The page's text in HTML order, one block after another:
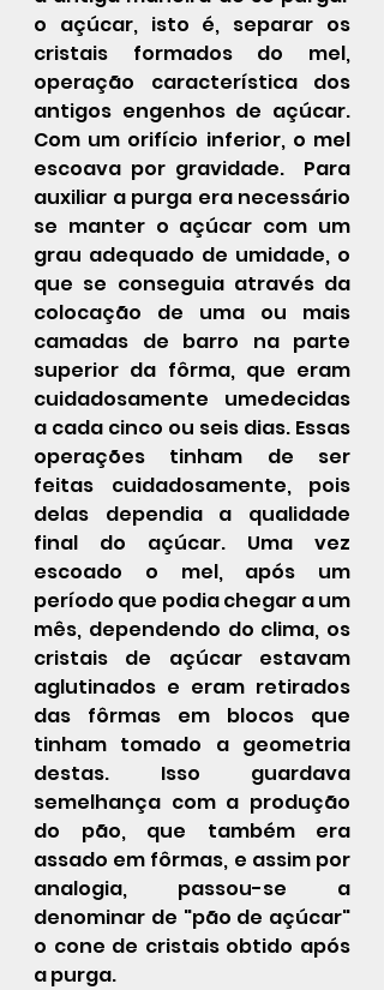
o açúcar, isto é, separar os
cristais formados do mel,
operação característica dos
antigos engenhos de açúcar.
Com um orifício inferior, o mel
escoava por gravidade.  Para
auxiliar a purga era necessário
se manter o açúcar com um
grau adequado de umidade, o
que se conseguia através da
colocação de uma ou mais
camadas de barro na parte
superior da fôrma, que eram
cuidadosamente umedecidas
a cada cinco ou seis dias. Essas
operações tinham de ser
feitas cuidadosamente, pois
delas dependia a qualidade
final do açúcar. Uma vez
escoado o mel, após um
período que podia chegar a um
mês, dependendo do clima, os
cristais de açúcar estavam
aglutinados e eram retirados
das fôrmas em blocos que
tinham tomado a geometria
destas. Isso guardava
semelhança com a produção
do pão, que também era
assado em fôrmas, e assim por
analogia, passou-se a
denominar de "pão de açúcar"
o cone de cristais obtido após
a purga.